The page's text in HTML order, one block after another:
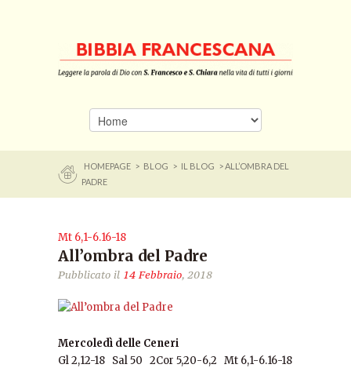
HOMEPAGE > BLOG > IL BLOG
> ALL’OMBRA DEL
PADRE
Mt 6,1-6.16-18
All’ombra del Padre
Pubblicato il 14 Febbraio, 2018
Mercoledì delle Ceneri
Gl 2,12-18 Sal 50 2Cor 5,20-6,2 Mt 6,1-6.16-18